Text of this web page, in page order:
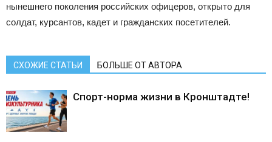
нынешнего поколения российских офицеров, открыто для
солдат, курсантов, кадет и гражданских посетителей.
СХОЖИЕ СТАТЬИ БОЛЬШЕ ОТ АВТОРА
Спорт-норма жизни в Кронштадте!